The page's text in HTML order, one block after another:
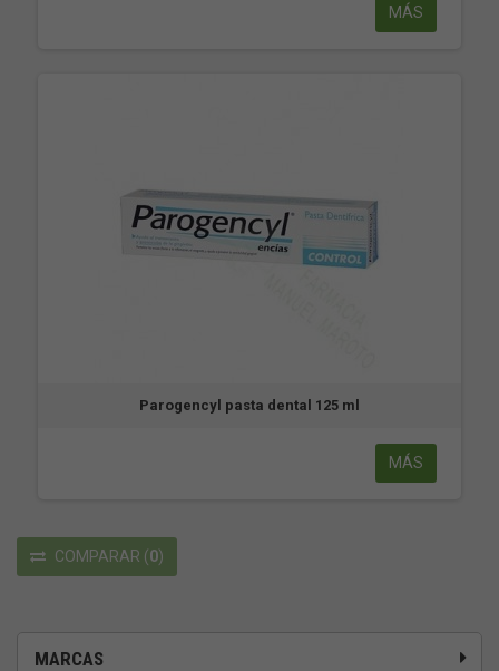
MARCAS
MÁS
Parogencyl pasta dental 125 ml
MÁS
COMPARAR (0)